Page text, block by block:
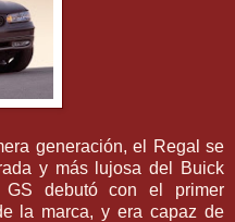
generación, el Regal se
y más lujosa del Buick
debutó con el primer
la marca, y era capaz de